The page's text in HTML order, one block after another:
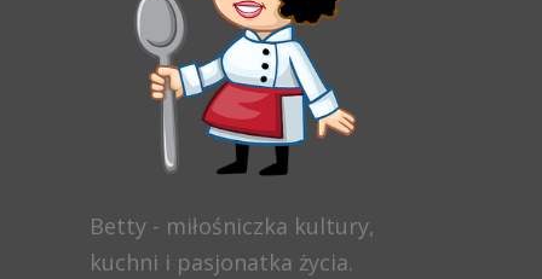
Betty - miłośniczka kultury,
kuchni i pasjonatka życia.